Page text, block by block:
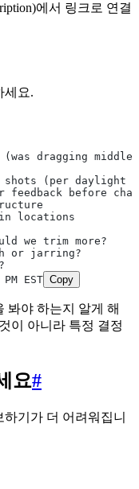
에서 링크로 연결
세요.
(was dragging
(per daylight
before
locations
we trim more?
or jarring?
EST Copy
봐야 하는지 알게 해
이 아니라 특정 결정
요#
기가 더 어려워집니